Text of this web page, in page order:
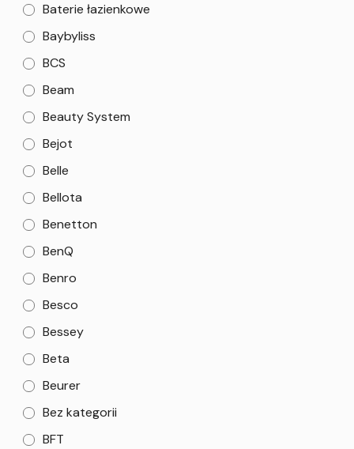
Baterie łazienkowe
Baybyliss
BCS
Beam
Beauty System
Bejot
Belle
Bellota
Benetton
BenQ
Benro
Besco
Bessey
Beta
Beurer
Bez kategorii
BFT